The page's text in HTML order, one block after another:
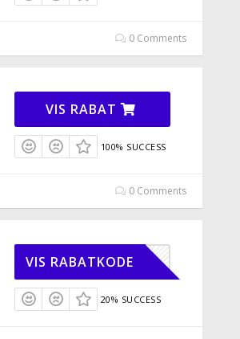
0 Comments
VIS RABAT
100% SUCCESS
0 Comments
USNEW30
VIS RABATKODE
20% SUCCESS